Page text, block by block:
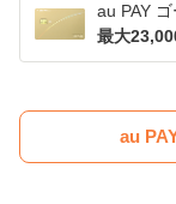
au PAY
最大
au